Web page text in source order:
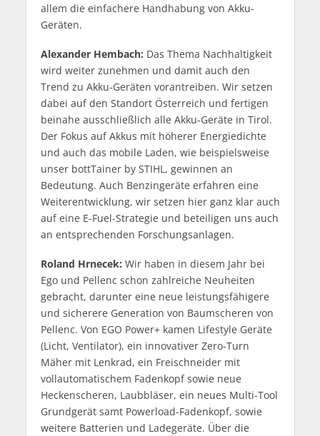
allem die einfachere Handhabung von Akku-
Geräten.
Alexander Hembach: Das Thema Nachhaltigkeit
wird weiter zunehmen und damit auch den
Trend zu Akku-Geräten vorantreiben. Wir setzen
dabei auf den Standort Österreich und fertigen
beinahe ausschließlich alle Akku-Geräte in Tirol.
Der Fokus auf Akkus mit höherer Energiedichte
und auch das mobile Laden, wie beispielsweise
unser bottTainer by STIHL, gewinnen an
Bedeutung. Auch Benzingeräte erfahren eine
Weiterentwicklung, wir setzen hier ganz klar auch
auf eine E-Fuel-Strategie und beteiligen uns auch
an entsprechenden Forschungsanlagen.
Roland Hrnecek: Wir haben in diesem Jahr bei
Ego und Pellenc schon zahlreiche Neuheiten
gebracht, darunter eine neue leistungsfähigere
und sicherere Generation von Baumscheren von
Pellenc. Von EGO Power+ kamen Lifestyle Geräte
(Licht, Ventilator), ein innovativer Zero-Turn
Mäher mit Lenkrad, ein Freischneider mit
vollautomatischem Fadenkopf sowie neue
Heckenscheren, Laubbläser, ein neues Multi-Tool
Grundgerät samt Powerload-Fadenkopf, sowie
weitere Batterien und Ladegeräte. Über die